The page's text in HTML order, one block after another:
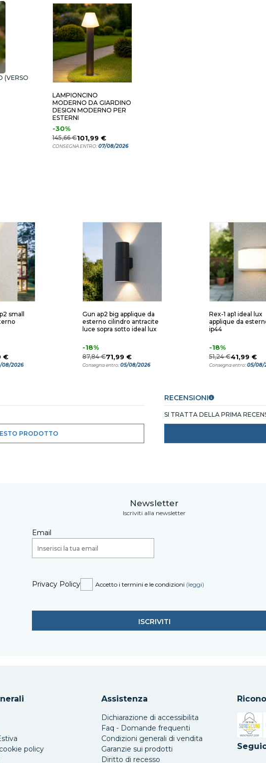
(VERSO
Ø18CM GRIGIO SCURO (VERSO
LAMPIONCINO
MODERNO DA GIARDINO
DESIGN MODERNO PER
ESTERNI
-30%
145,66 €101,99 €
CONSEGNA ENTRO:07/08/2026
small
€
08/2026
Gun ap2 big applique da
esterno cilindro antracite
luce sopra sotto ideal lux
-18%
87,84 €71,99 €
Consegna entro:05/08/2026
Rex-1 ap1 ideal lux
applique da
ip44
-18%
51,24 €41,99 €
Consegna entro:05/08/
PRODOTTO
RECENSIONI
SI TRATTA DELLA PRIMA
Newsletter
Iscriviti alla newsletter
Email
Privacy Policy Accetto i termini e le condizioni (leggi)
policy
Assistenza
Dichiarazione di accessibilita
Faq - Domande frequenti
Condizioni generali di vendita
Garanzie sui prodotti
Diritto di recesso
Si apre